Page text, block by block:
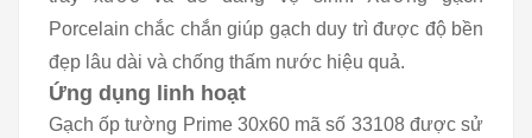
Porcelain chắc chắn giúp gạch duy trì được độ bền
đẹp lâu dài và chống thấm nước hiệu quả.
Ứng dụng linh hoạt
Gạch ốp tường Prime 30x60 mã số 33108 được sử